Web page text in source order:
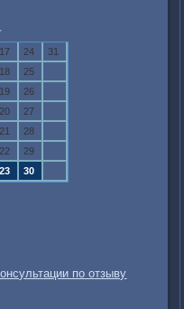
17 24
31
18
25
19
26
20
27
21
28
22
29
23 30
по отзыву